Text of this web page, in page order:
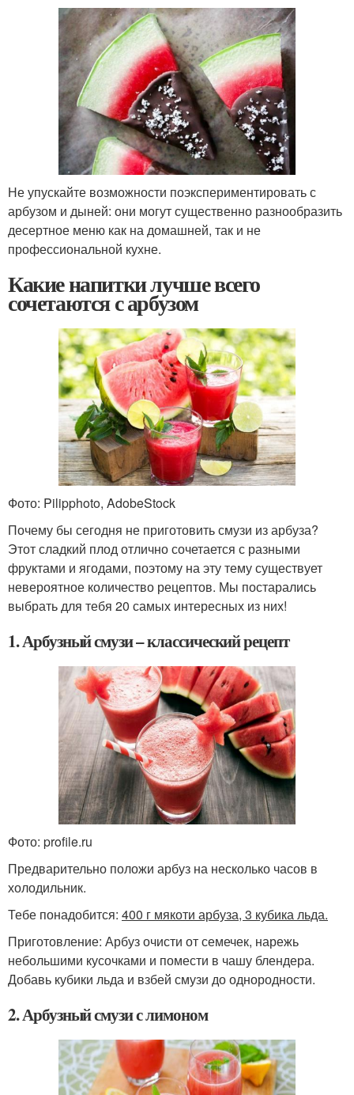
Не упускайте возможности поэкспериментировать с
арбузом и дыней: они могут существенно разнообразить
десертное меню как на домашней, так и не
профессиональной кухне.
Какие напитки лучше всего
сочетаются с арбузом
Фото: Pilipphoto, AdobeStock
Почему бы сегодня не приготовить смузи из арбуза?
Этот сладкий плод отлично сочетается с разными
фруктами и ягодами, поэтому на эту тему существует
невероятное количество рецептов. Мы постарались
выбрать для тебя 20 самых интересных из них!
1. Арбузный смузи – классический рецепт
Фото: profile.ru
Предварительно положи арбуз на несколько часов в
холодильник.
Тебе понадобится: 400 г мякоти арбуза, 3 кубика льда.
Приготовление: Арбуз очисти от семечек, нарежь
небольшими кусочками и помести в чашу блендера.
Добавь кубики льда и взбей смузи до однородности.
2. Арбузный смузи с лимоном